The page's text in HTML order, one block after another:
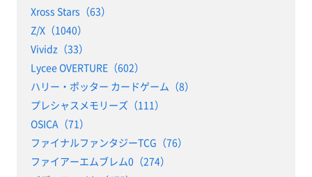
Xross Stars（63）
Z/X（1040）
Vividz（33）
Lycee OVERTURE（602）
ハリー・ポッター カードゲーム（8）
プレシャスメモリーズ（111）
OSICA（71）
ファイナルファンタジーTCG（76）
ファイアーエムブレム0（274）